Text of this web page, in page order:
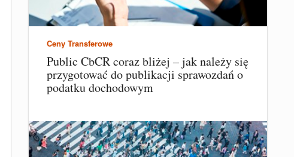
Ceny Transferowe
Public CbCR coraz bliżej – jak należy się
przygotować do publikacji sprawozdań o
podatku dochodowym